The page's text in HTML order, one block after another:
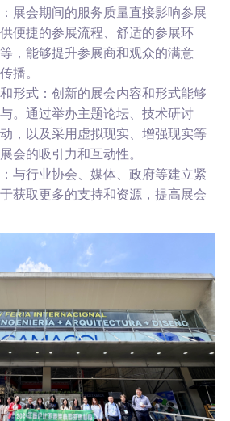
会期间的服务质量直接影响参展
便捷的参展流程、舒适的参展环
，能够提升参展商和观众的满意
播。
式：创新的展会内容和形式能够
。通过举办主题论坛、技术研讨
，以及采用虚拟现实、增强现实等
会的吸引力和互动性。
行业协会、媒体、政府等建立紧
获取更多的支持和资源，提高展会